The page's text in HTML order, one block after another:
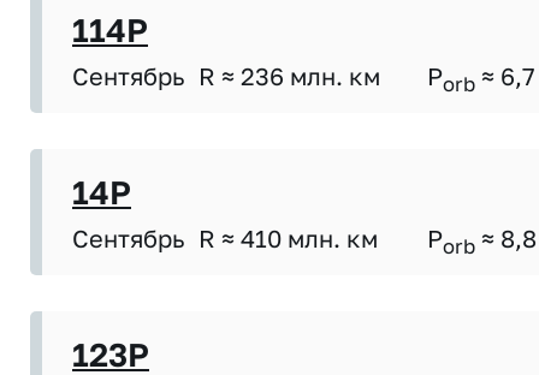
114P
Сентябрь R ≈ 236 млн. км Porb ≈ 6,7
14P
Сентябрь R ≈ 410 млн. км Porb ≈ 8,8
123P